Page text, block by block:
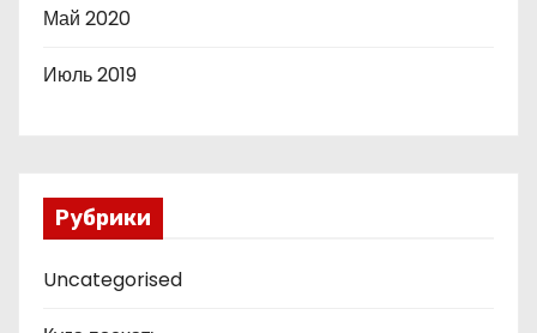
Май 2020
Июль 2019
Рубрики
Uncategorised